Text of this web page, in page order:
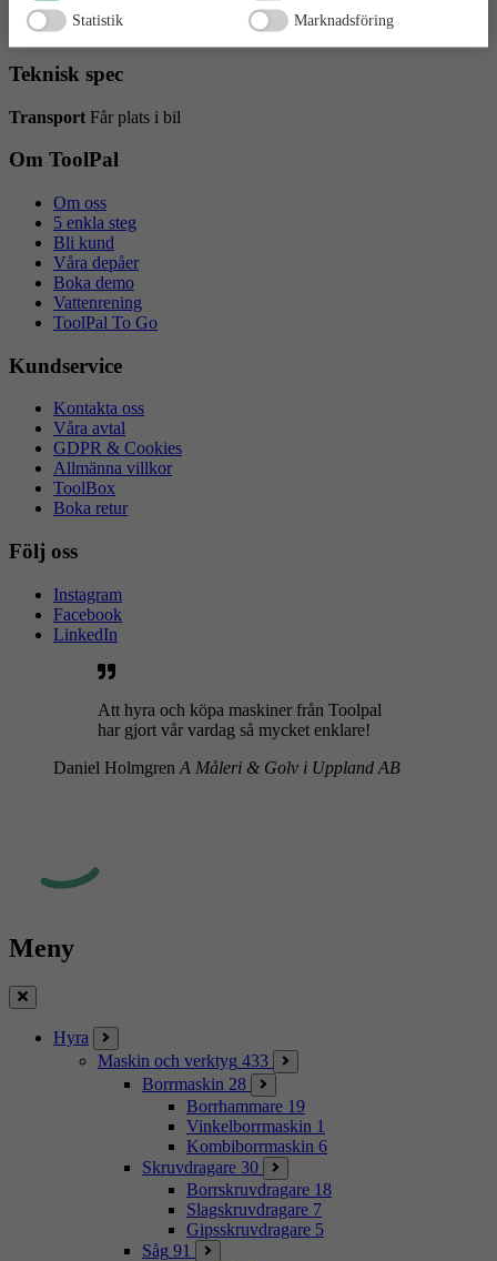
Statistik
Marknadsföring
Korrugerat blad med hål för extra luftkylning som gör bladet mer
stabilt.
Teknisk spec
Transport Får plats i bil
Om ToolPal
Om oss
5 enkla steg
Bli kund
Våra depåer
Boka demo
Vattenrening
ToolPal To Go
Kundservice
Kontakta oss
Våra avtal
GDPR & Cookies
Allmänna villkor
ToolBox
Boka retur
Följ oss
Instagram
Facebook
LinkedIn
Att hyra och köpa maskiner från Toolpal
har gjort vår vardag så mycket enklare!
Daniel Holmgren A Måleri & Golv i Uppland AB
Meny
Stäng
Hyra
Maskin och verktyg 433
Borrmaskin 28
Borrhammare 19
Vinkelborrmaskin 1
Kombiborrmaskin 6
Skruvdragare 30
Borrskruvdragare 18
Slagskruvdragare 7
Gipsskruvdragare 5
Såg 91